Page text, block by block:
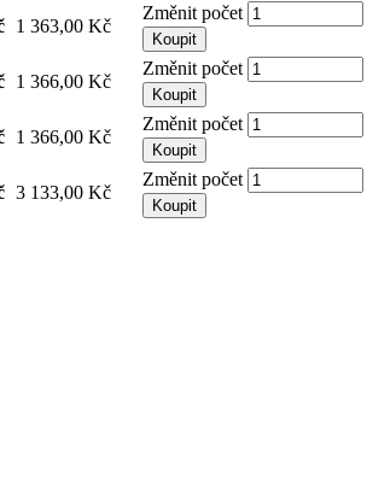
1 363,00 Kč
Změnit počet
Koupit
1 366,00 Kč
Změnit počet
Koupit
1 366,00 Kč
Změnit počet
Koupit
3 133,00 Kč
Změnit počet
Koupit